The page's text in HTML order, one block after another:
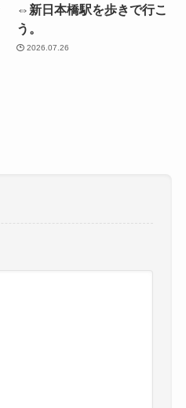
⇔新日本橋駅を歩きで行こ
う。
2026.07.26